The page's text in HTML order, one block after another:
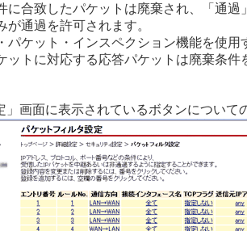
に合致したパケットは廃棄され、「通過
が通過を許可されます。
パケット・インスペクション機能を使用
ットに対応する応答パケットは廃棄条件
画面に表示されているボタンについて